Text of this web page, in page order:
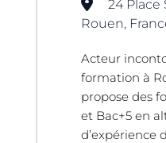
24 Place
Rouen,
Acteur
formation à
propose des
et Bac+5 en
d’expérience